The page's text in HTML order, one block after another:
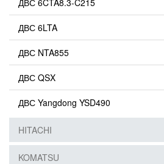
ДВС 6CTA8.3-C215
ДВС 6LTA
ДВС NTA855
ДВС QSX
ДВС Yangdong YSD490
HITACHI
KOMATSU